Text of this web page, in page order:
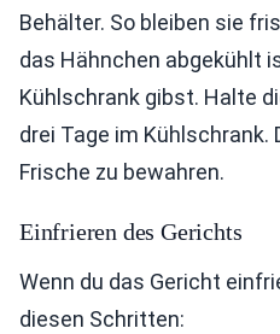
Behälter. So bleiben sie
das Hähnchen abgekühlt
Kühlschrank gibst. Halte
drei Tage im Kühlschrank.
Frische zu bewahren.
Einfrieren des Gerichts
Wenn du das Gericht
diesen Schritten: